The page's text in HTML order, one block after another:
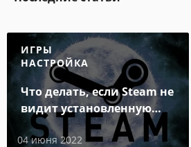
ИГРЫ
НАСТРОЙКА
Что делать, если Steam не
видит установленную
игру
04 июня 2022